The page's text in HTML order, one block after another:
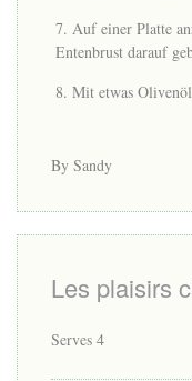
Auf einer Platte
Entenbrust darauf
Mit etwas
By Sandy
Les plaisirs
Serves 4